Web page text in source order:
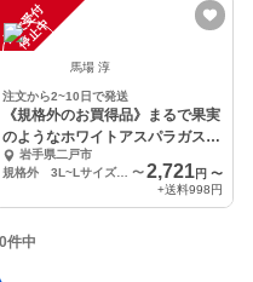
注
文
受
付
停
止
中
馬場 淳
注文から2~10日で発送
《規格外のお買得品》まるで果実
のようなホワイトアスパラガス
「白い果実」
岩手県二戸市
規格外 3L~LサイズMIX 400g×1袋（約12〜15本）
〜2,721円 〜
+送料998円
件中